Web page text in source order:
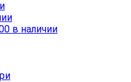
в наличии